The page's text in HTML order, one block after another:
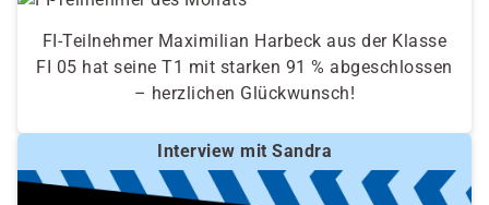
FI-Teilnehmer Maximilian Harbeck aus der Klasse
FI 05 hat seine T1 mit starken 91 % abgeschlossen
– herzlichen Glückwunsch!
Interview mit Sandra